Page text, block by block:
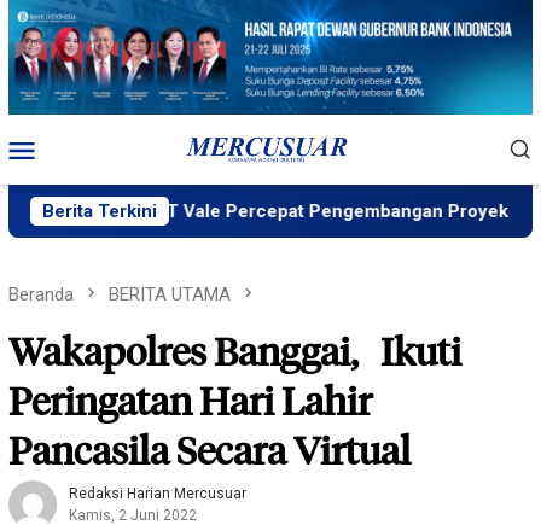
Loncat
konten
Mobile
Berita Terkini
ID, PT Vale Percepat Pengembangan Proyek Strategis IGP
Beranda BERITA UTAMA
Wakapolres Banggai, Ikuti
Peringatan Hari Lahir
Pancasila Secara Virtual
Redaksi Harian Mercusuar
Kamis, 2 Juni 2022